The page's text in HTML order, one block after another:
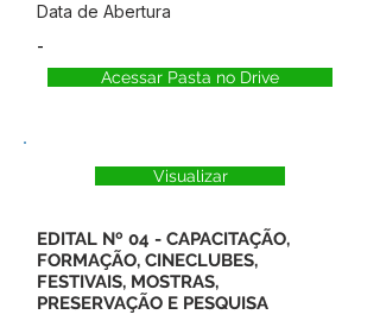
Data de Abertura
-
Acessar Pasta no Drive
Visualizar
EDITAL Nº 04 - CAPACITAÇÃO,
FORMAÇÃO, CINECLUBES,
FESTIVAIS, MOSTRAS,
PRESERVAÇÃO E PESQUISA